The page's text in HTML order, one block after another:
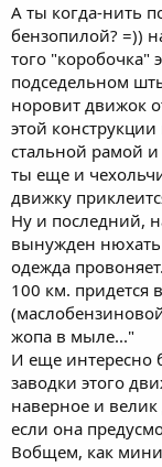
А ты когда-нить
бензопилой? =))
того "коробочка"
подседельном
норовит движок
этой
стальной рамой
ты еще и
движку
Ну и последний,
вынужден
одежда
100 км. придется
жопа в мыле..."
И еще интересно
заводки этого
наверное и
если она
Вобщем, как